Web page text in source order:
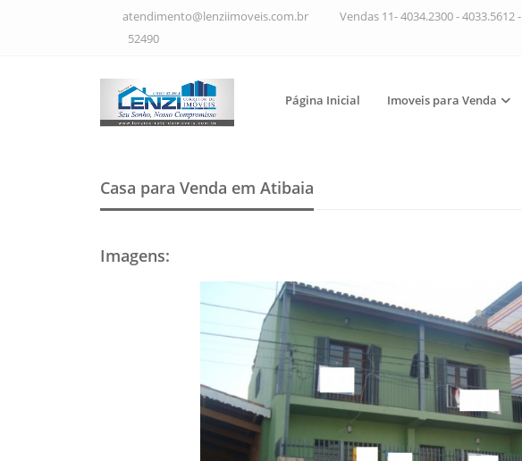
atendimento@lenziimoveis.com.br Vendas 11- 4034.2300 -
52490
Página Inicial Imoveis para Venda
Casa para Venda em Atibaia
Imagens: